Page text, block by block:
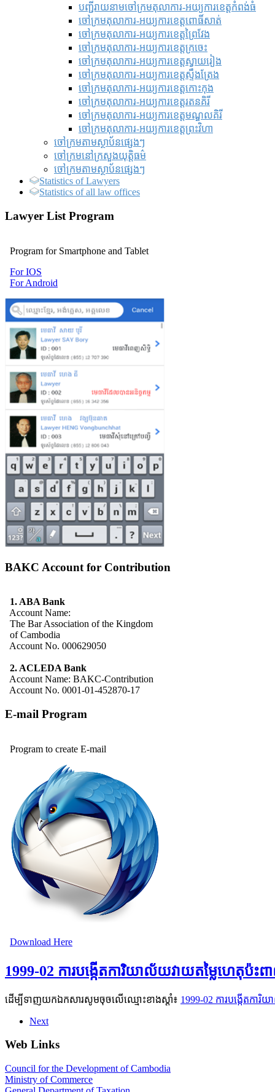
បញ្ជីរាយនាមចៅក្រមតុលាការ-អយ្យការខេត្តកំពង់ធំ
ចៅក្រមតុលាការ-អយ្យការខេត្តពោធិ៍សាត់
ចៅក្រមតុលាការ-អយ្យការខេត្តព្រៃវែង
ចៅក្រមតុលាការ-អយ្យការខេត្តក្រចេះ
ចៅក្រមតុលាការ-អយ្យការខេត្តស្វាយរៀង
ចៅក្រមតុលាការ-អយ្យការខេត្តស្ទឹងត្រែង
ចៅក្រមតុលាការ-អយ្យការខេត្តកោះកុង
ចៅក្រមតុលាការ-អយ្យការខេត្តរតនគិរី
ចៅក្រមតុលាការ-អយ្យការខេត្តមណ្ឌលគិរី
ចៅក្រមតុលាការ-អយ្យការខេត្តព្រះវិហា
ចៅក្រមតាមស្ថាប័នផ្សេងៗ
ចៅក្រមនៅក្រសួងយុត្តិធម៌
ចៅក្រមតាមស្ថាប័នផ្សេងៗ
Statistics of Lawyers
Statistics of all law offices
Lawyer List Program
Program for Smartphone and Tablet
For IOS
For Android
BAKC Account for Contribution
1. ABA Bank
Account Name:
The Bar Association of the Kingdom
of Cambodia
Account No. 000629050
2. ACLEDA Bank
Account Name: BAKC-Contribution
Account No. 0001-01-452870-17
E-mail Program
Program to create E-mail
Download Here
1999-02 ការបង្កើតការិយាល័យវាយតម្លៃហេតុប៉
ដើម្បីទាញយកឯកសារសូមចុចលើឈ្មោះខាងស្តាំ៖ 1999-02 ការបង្កើតកា
Next
Web Links
Council for the Development of Cambodia
Ministry of Commerce